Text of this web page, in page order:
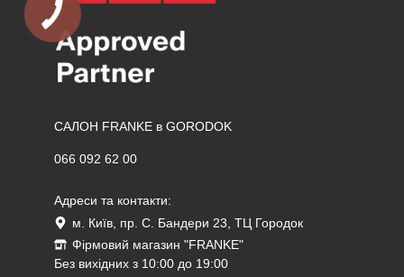
САЛОН FRANKE в GORODOK
066 092 62 00
Адреси та контакти:
м. Київ, пр. С. Бандери 23, ТЦ Городок
Фірмовий магазин "FRANKE"
Без вихідних з 10:00 до 19:00